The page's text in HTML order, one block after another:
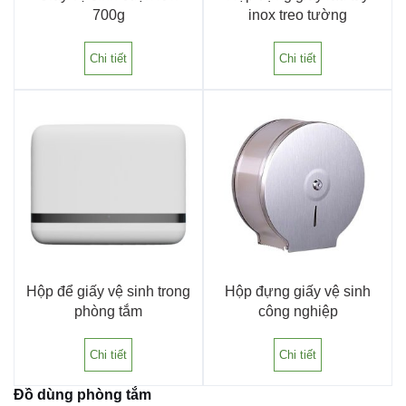
700g
Chi tiết
inox treo tường
Chi tiết
Hộp để giấy vệ sinh trong
phòng tắm
Chi tiết
Hộp đựng giấy vệ sinh
công nghiệp
Chi tiết
Đồ dùng phòng tắm